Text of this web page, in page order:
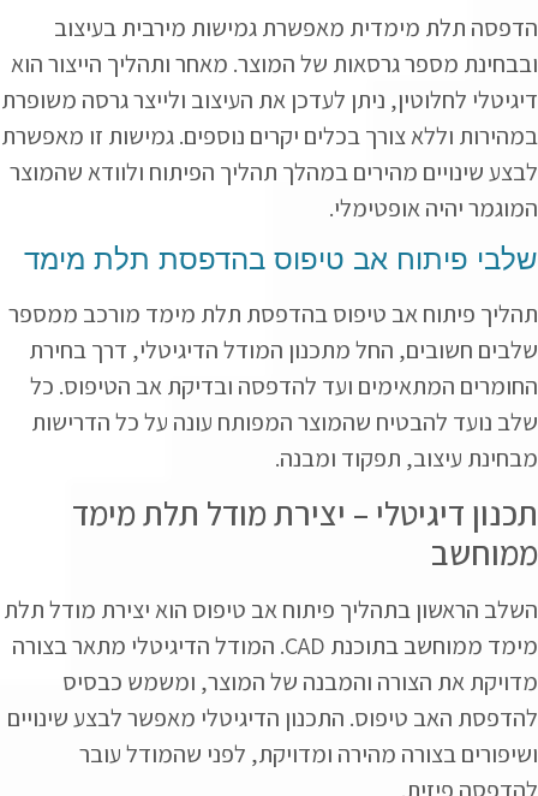
הדפסה תלת מימדית מאפשרת גמישות מירבית בעיצוב
ובבחינת מספר גרסאות של המוצר. מאחר ותהליך הייצור הוא
דיגיטלי לחלוטין, ניתן לעדכן את העיצוב ולייצר גרסה משופרת
במהירות וללא צורך בכלים יקרים נוספים. גמישות זו מאפשרת
לבצע שינויים מהירים במהלך תהליך הפיתוח ולוודא שהמוצר
המוגמר יהיה אופטימלי.
שלבי פיתוח אב טיפוס בהדפסת תלת מימד
תהליך פיתוח אב טיפוס בהדפסת תלת מימד מורכב ממספר
שלבים חשובים, החל מתכנון המודל הדיגיטלי, דרך בחירת
החומרים המתאימים ועד להדפסה ובדיקת אב הטיפוס. כל
שלב נועד להבטיח שהמוצר המפותח עונה על כל הדרישות
מבחינת עיצוב, תפקוד ומבנה.
תכנון דיגיטלי – יצירת מודל תלת מימד
ממוחשב
השלב הראשון בתהליך פיתוח אב טיפוס הוא יצירת מודל תלת
מימד ממוחשב בתוכנת CAD. המודל הדיגיטלי מתאר בצורה
מדויקת את הצורה והמבנה של המוצר, ומשמש כבסיס
להדפסת האב טיפוס. התכנון הדיגיטלי מאפשר לבצע שינויים
ושיפורים בצורה מהירה ומדויקת, לפני שהמודל עובר